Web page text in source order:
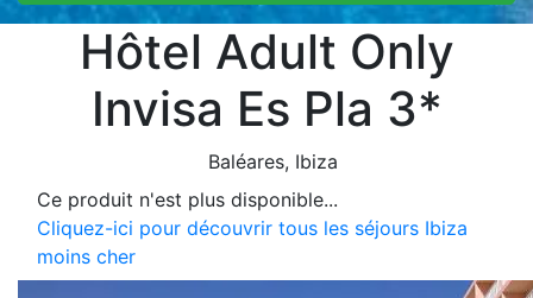
Hôtel Adult Only
Invisa Es Pla 3*
Baléares, Ibiza
Ce produit n'est plus disponible...
Cliquez-ici pour découvrir tous les séjours Ibiza
moins cher